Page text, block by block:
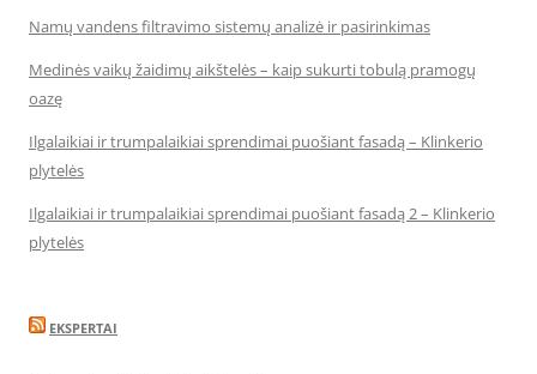
Namų vandens filtravimo sistemų analizė ir pasirinkimas
Medinės vaikų žaidimų aikštelės – kaip sukurti tobulą pramogų
oazę
Ilgalaikiai ir trumpalaikiai sprendimai puošiant fasadą – Klinkerio
plytelės
Ilgalaikiai ir trumpalaikiai sprendimai puošiant fasadą 2 – Klinkerio
plytelės
EKSPERTAI